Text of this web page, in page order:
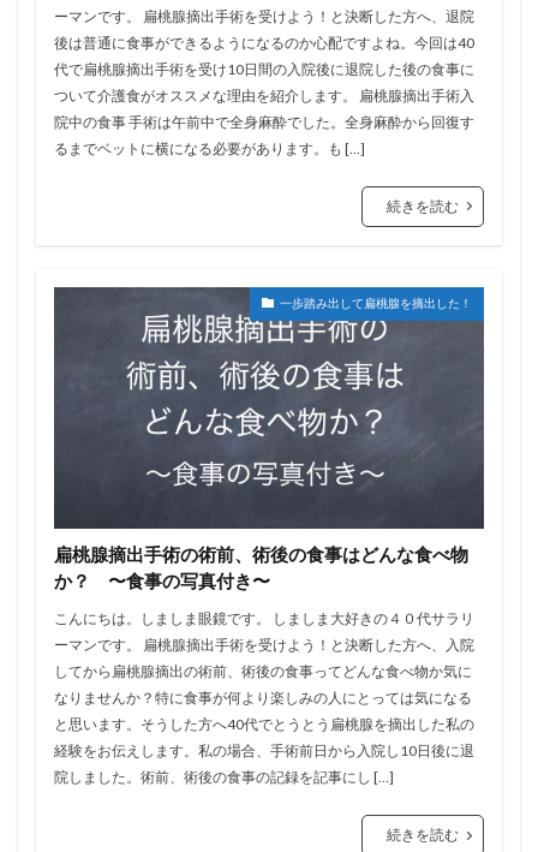
ーマンです。 扁桃腺摘出手術を受けよう！と決断した方へ、退院
後は普通に食事ができるようになるのか心配ですよね。今回は40
代で扁桃腺摘出手術を受け10日間の入院後に退院した後の食事に
ついて介護食がオススメな理由を紹介します。 扁桃腺摘出手術入
院中の食事 手術は午前中で全身麻酔でした。全身麻酔から回復す
るまでベットに横になる必要があります。も […]
続きを読む
一歩踏み出して扁桃腺を摘出した！
扁桃腺摘出手術の術前、術後の食事はどんな食べ物
か？ 〜食事の写真付き〜
こんにちは。しましま眼鏡です。 しましま大好きの４０代サラリ
ーマンです。 扁桃腺摘出手術を受けよう！と決断した方へ、入院
してから扁桃腺摘出の術前、術後の食事ってどんな食べ物か気に
なりませんか？特に食事が何より楽しみの人にとっては気になる
と思います。そうした方へ40代でとうとう扁桃腺を摘出した私の
経験をお伝えします。私の場合、手術前日から入院し10日後に退
院しました。術前、術後の食事の記録を記事にし […]
続きを読む